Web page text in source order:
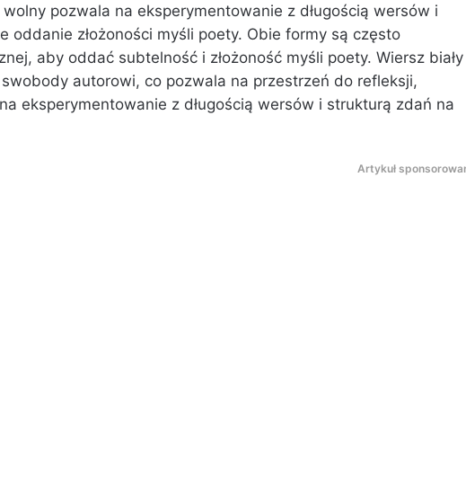
pozwala na eksperymentowanie z długością wersów i
oddanie złożoności myśli poety. Obie formy są często
aby oddać subtelność i złożoność myśli poety. Wiersz biały
autorowi, co pozwala na przestrzeń do refleksji,
eksperymentowanie z długością wersów i strukturą zdań na
Artykuł